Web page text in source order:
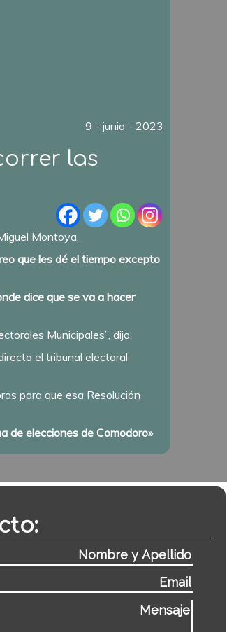
9 - junio - 2023
las
Montoya.
que les dé el tiempo excepto
dice que se va a hacer
Municipales”, dijo.
el tribunal electoral
para que esa Resolución
de elecciones de Comodoro»